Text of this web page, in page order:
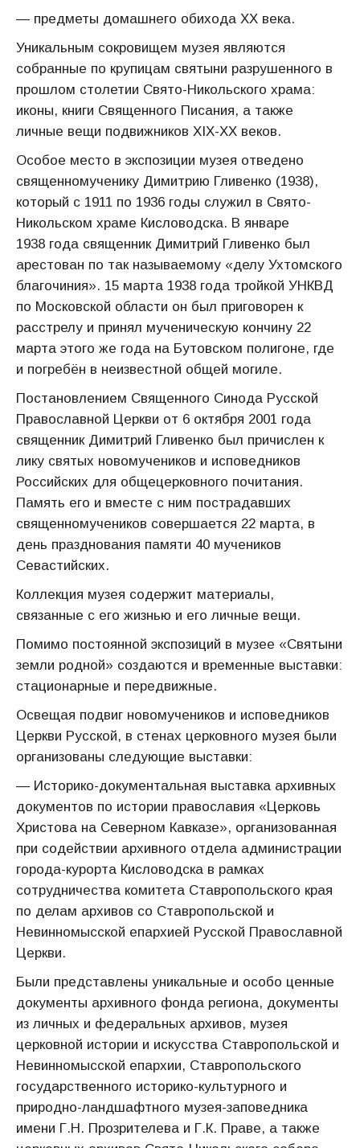
— предметы домашнего обихода ХХ века.
Уникальным сокровищем музея являются
собранные по крупицам святыни разрушенного в
прошлом столетии Свято-Никольского храма:
иконы, книги Священного Писания, а также
личные вещи подвижников XIX-XX веков.
Особое место в экспозиции музея отведено
священномученику Димитрию Гливенко (1938),
который с 1911 по 1936 годы служил в Свято-
Никольском храме Кисловодска. В январе
1938 года священник Димитрий Гливенко был
арестован по так называемому «делу Ухтомского
благочиния». 15 марта 1938 года тройкой УНКВД
по Московской области он был приговорен к
расстрелу и принял мученическую кончину 22
марта этого же года на Бутовском полигоне, где
и погребён в неизвестной общей могиле.
Постановлением Священного Синода Русской
Православной Церкви от 6 октября 2001 года
священник Димитрий Гливенко был причислен к
лику святых новомучеников и исповедников
Российских для общецерковного почитания.
Память его и вместе с ним пострадавших
священномучеников совершается 22 марта, в
день празднования памяти 40 мучеников
Севастийских.
Коллекция музея содержит материалы,
связанные с его жизнью и его личные вещи.
Помимо постоянной экспозиций в музее «Святыни
земли родной» создаются и временные выставки:
стационарные и передвижные.
Освещая подвиг новомучеников и исповедников
Церкви Русской, в стенах церковного музея были
организованы следующие выставки:
— Историко-документальная выставка архивных
документов по истории православия «Церковь
Христова на Северном Кавказе», организованная
при содействии архивного отдела администрации
города-курорта Кисловодска в рамках
сотрудничества комитета Ставропольского края
по делам архивов со Ставропольской и
Невинномысской епархией Русской Православной
Церкви.
Были представлены уникальные и особо ценные
документы архивного фонда региона, документы
из личных и федеральных архивов, музея
церковной истории и искусства Ставропольской и
Невинномысской епархии, Ставропольского
государственного историко-культурного и
природно-ландшафтного музея-заповедника
имени Г.Н. Прозрителева и Г.К. Праве, а также